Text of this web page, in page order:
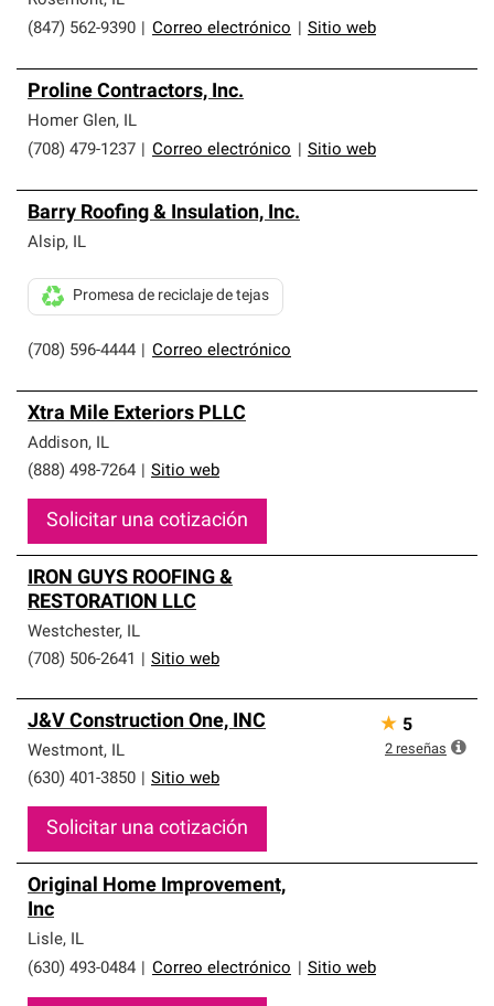
(847) 562-9390
Correo electrónico Sitio web
Proline Contractors, Inc.
Homer Glen, IL
(708) 479-1237
Correo electrónico Sitio web
Barry Roofing & Insulation, Inc.
Alsip, IL
(708) 596-4444 Correo electrónico
Promesa de reciclaje de tejas
Xtra Mile Exteriors PLLC
Addison, IL
(888) 498-7264
Sitio web
Solicitar una cotización
IRON GUYS ROOFING &
RESTORATION LLC
Westchester, IL
(708) 506-2641
Sitio web
J&V Construction One, INC
Westmont, IL
(630) 401-3850
Sitio web
Solicitar una cotización
★ 5
2 reseñas
Original Home Improvement,
Inc
Lisle, IL
(630) 493-0484
Correo electrónico Sitio web